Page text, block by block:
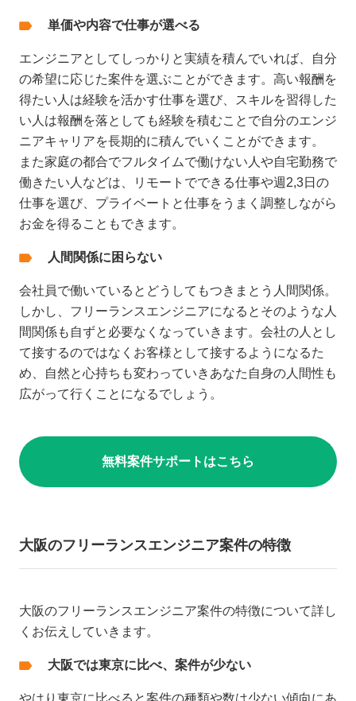
単価や内容で仕事が選べる
エンジニアとしてしっかりと実績を積んでいれば、自分
の希望に応じた案件を選ぶことができます。高い報酬を
得たい人は経験を活かす仕事を選び、スキルを習得した
い人は報酬を落としても経験を積むことで自分のエンジ
ニアキャリアを長期的に積んでいくことができます。
また家庭の都合でフルタイムで働けない人や自宅勤務で
働きたい人などは、リモートでできる仕事や週2,3日の
仕事を選び、プライベートと仕事をうまく調整しながら
お金を得ることもできます。
人間関係に困らない
会社員で働いているとどうしてもつきまとう人間関係。
しかし、フリーランスエンジニアになるとそのような人
間関係も自ずと必要なくなっていきます。会社の人とし
て接するのではなくお客様として接するようになるた
め、自然と心持ちも変わっていきあなた自身の人間性も
広がって行くことになるでしょう。
無料案件サポートはこちら
大阪のフリーランスエンジニア案件の特徴
大阪のフリーランスエンジニア案件の特徴について詳し
くお伝えしていきます。
大阪では東京に比べ、案件が少ない